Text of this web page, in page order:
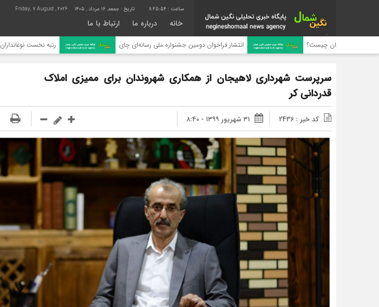
8:25:55 تاریخ : جمعه, ۱۶ مرداد , ۱۴۰۵ Friday, 7 August , 2026
خانه درباره ما ارتباط با ما
انتشار فراخوان دومین جشنواره ملی رسانه‌ای چای رتبه نخست نوغانداران لنگرودی در کشور
سرپرست شهرداری لاهیجان از همکاری شهروندان برای ممیزی املاک
قدردانی کر
کد خبر : 2436 ۳۱ شهریور ۱۳۹۹ - ۸:۴۰